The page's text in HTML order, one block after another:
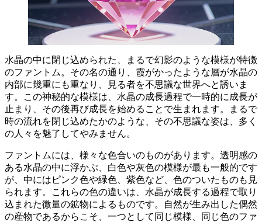
水晶の中に閉じ込められた、まるで幻影のような模様が特徴
のファントム。 その名の通り、霞がかったような層が水晶の
内部に幾重にも重なり、見る者を不思議な世界へと誘いま
す。この神秘的な模様は、水晶の成長過程で一時的に成長が
止まり、その後再び成長を始めることで生まれます。まるで
時の流れを閉じ込めたかのような、その不思議な姿は、多く
の人々を魅了してやみません。
ファントムには、様々な色合いのものがあります。 透明感の
ある水晶の中に浮かぶ、白色や灰色の模様が最も一般的です
が、中にはピンク色や緑色、紫色など、色のついたものも見
られます。
これらの色の違いは、水晶が成長する過程で取り
込まれた微量の鉱物によるものです。自然が生み出した偶然
の産物であるからこそ、一つとして同じ模様、同じ色のファ